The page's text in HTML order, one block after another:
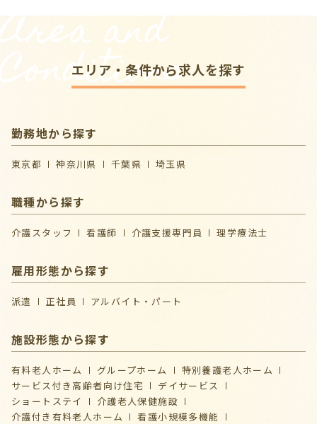
Area and
Conditions
エリア・条件から求人を探す
勤務地から探す
東京都 神奈川県 千葉県 埼玉県
職種から探す
介護スタッフ 看護師 介護支援専門員 理学療法士
雇用形態から探す
派遣 正社員 アルバイト・パート
施設形態から探す
有料老人ホーム グループホーム
特別養護老人ホーム
サービス付き高齢者向け住宅
デイサービス
ショートステイ
介護⽼⼈保健施設
介護付き有料老人ホーム
看護小規模多機能